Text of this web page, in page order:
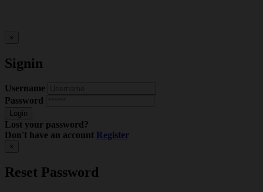
×
Signin
Username
Password
Lost your password?
Don't have an account Register
×
Reset Password